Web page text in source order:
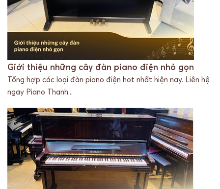
Giới thiệu những cây đàn piano điện nhỏ gọn
Tổng hợp các loại đàn piano điện hot nhất hiện nay. Liên hệ
ngay Piano Thanh...